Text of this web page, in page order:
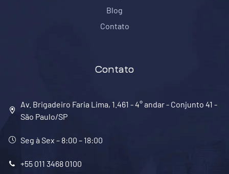
Blog
Contato
Contato
Av. Brigadeiro Faria Lima, 1.461 - 4° andar - Conjunto 41 -
São Paulo/SP
Seg à Sex – 8:00 – 18:00
+55 011 3468 0100